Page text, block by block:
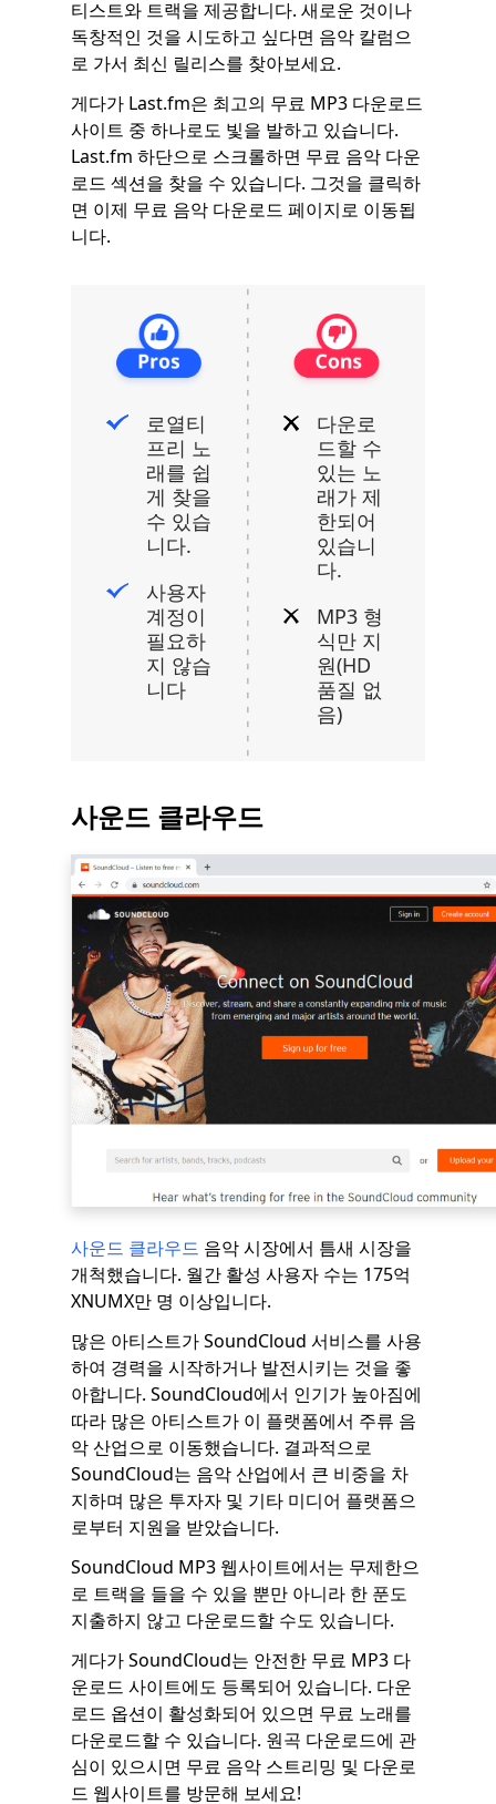
티스트와 트랙을 제공합니다. 새로운 것이나
독창적인 것을 시도하고 싶다면 음악 칼럼으
로 가서 최신 릴리스를 찾아보세요.
게다가 Last.fm은 최고의 무료 MP3 다운로드
사이트 중 하나로도 빛을 발하고 있습니다.
Last.fm 하단으로 스크롤하면 무료 음악 다운
로드 섹션을 찾을 수 있습니다. 그것을 클릭하
면 이제 무료 음악 다운로드 페이지로 이동됩
니다.
로열티
프리 노
래를 쉽
게 찾을
수 있습
니다.
사용자
계정이
필요하
지 않습
니다
다운로
드할 수
있는 노
래가 제
한되어
있습니
다.
MP3 형
식만 지
원(HD
품질 없
음)
사운드 클라우드
사운드 클라우드 음악 시장에서 틈새 시장을
개척했습니다. 월간 활성 사용자 수는 175억
XNUMX만 명 이상입니다.
많은 아티스트가 SoundCloud 서비스를 사용
하여 경력을 시작하거나 발전시키는 것을 좋
아합니다. SoundCloud에서 인기가 높아짐에
따라 많은 아티스트가 이 플랫폼에서 주류 음
악 산업으로 이동했습니다. 결과적으로
SoundCloud는 음악 산업에서 큰 비중을 차
지하며 많은 투자자 및 기타 미디어 플랫폼으
로부터 지원을 받았습니다.
SoundCloud MP3 웹사이트에서는 무제한으
로 트랙을 들을 수 있을 뿐만 아니라 한 푼도
지출하지 않고 다운로드할 수도 있습니다.
게다가 SoundCloud는 안전한 무료 MP3 다
운로드 사이트에도 등록되어 있습니다. 다운
로드 옵션이 활성화되어 있으면 무료 노래를
다운로드할 수 있습니다. 원곡 다운로드에 관
심이 있으시면 무료 음악 스트리밍 및 다운로
드 웹사이트를 방문해 보세요!